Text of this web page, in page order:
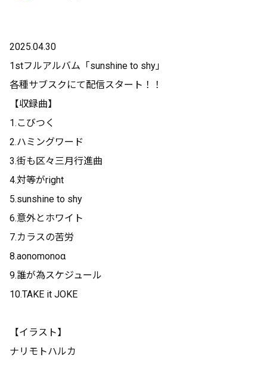
2025.04.30
1stフルアルバム「sunshine to shy」
各種サブスクにて配信スタート！！
【収録曲】
1.こびつく
2.ハミングワード
3.街も区々三月行進曲
4.対等がright
5.sunshine to shy
6.意外とホワイト
7.カラスの苦労
8.aonomonoα
9.誰が為スケジュール
10.TAKE it JOKE
【イラスト】
ナリモトハルカ